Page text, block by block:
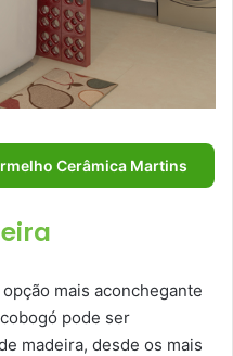
Cerâmica Martins
mais aconchegante
pode ser
madeira, desde os mais